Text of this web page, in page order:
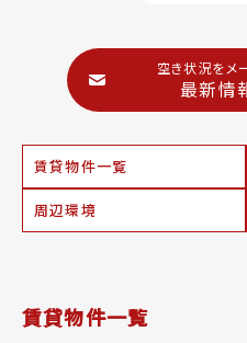
空き状況をメ
最新情
賃貸物件一覧
周辺環境
賃貸物件一覧